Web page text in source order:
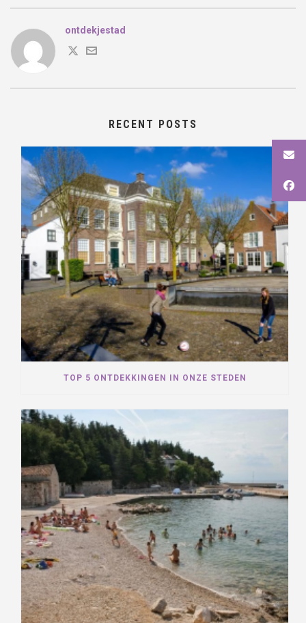
ontdekjestad
RECENT POSTS
TOP 5 ONTDEKKINGEN IN ONZE STEDEN